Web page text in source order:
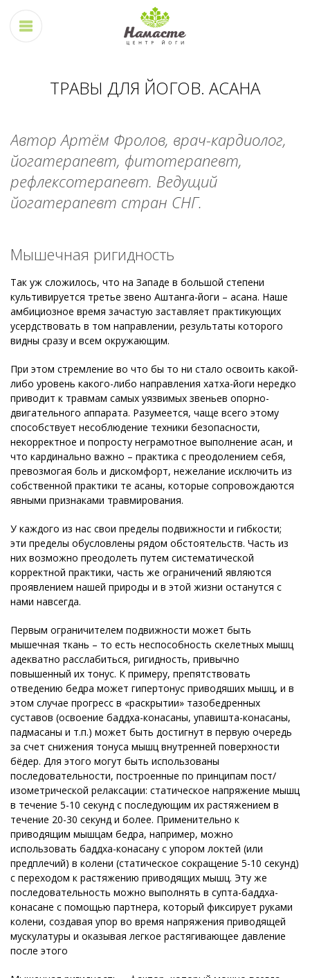
ТРАВЫ ДЛЯ ЙОГОВ. АСАНА
Автор Артём Фролов, врач-кардиолог,
йогатерапевт, фитотерапевт,
рефлексотерапевт. Ведущий
йогатерапевт стран СНГ.
Мышечная ригидность
Так уж сложилось, что на Западе в большой степени
культивируется третье звено Аштанга-йоги – асана. Наше
амбициозное время зачастую заставляет практикующих
усердствовать в том направлении, результаты которого
видны сразу и всем окружающим.
При этом стремление во что бы то ни стало освоить какой-
либо уровень какого-либо направления хатха-йоги нередко
приводит к травмам самых уязвимых звеньев опорно-
двигательного аппарата. Разумеется, чаще всего этому
способствует несоблюдение техники безопасности,
некорректное и попросту неграмотное выполнение асан, и
что кардинально важно – практика с преодолением себя,
превозмогая боль и дискомфорт, нежелание исключить из
собственной практики те асаны, которые сопровождаются
явными признаками травмирования.
У каждого из нас свои пределы подвижности и гибкости;
эти пределы обусловлены рядом обстоятельств. Часть из
них возможно преодолеть путем систематической
корректной практики, часть же ограничений являются
проявлением нашей природы и в этой жизни останутся с
нами навсегда.
Первым ограничителем подвижности может быть
мышечная ткань – то есть неспособность скелетных мышц
адекватно расслабиться, ригидность, привычно
повышенный их тонус. К примеру, препятствовать
отведению бедра может гипертонус приводяших мышц, и в
этом случае прогресс в «раскрытии» тазобедренных
суставов (освоение баддха-конасаны, упавишта-конасаны,
падмасаны и т.п.) может быть достигнут в первую очередь
за счет снижения тонуса мышц внутренней поверхности
бёдер. Для этого могут быть использованы
последовательности, построенные по принципам пост/
изометрической релаксации: статическое напряжение мышц
в течение 5-10 секунд с последующим их растяжением в
течение 20-30 секунд и более. Применительно к
приводящим мышцам бедра, например, можно
использовать баддха-конасану с упором локтей (или
предплечий) в колени (статическое сокращение 5-10 секунд)
с переходом к растяжению приводящих мышц. Эту же
последовательность можно выполнять в супта-баддха-
конасане с помощью партнера, который фиксирует руками
колени, создавая упор во время напряжения приводящей
мускулатуры и оказывая легкое растягивающее давление
после этого